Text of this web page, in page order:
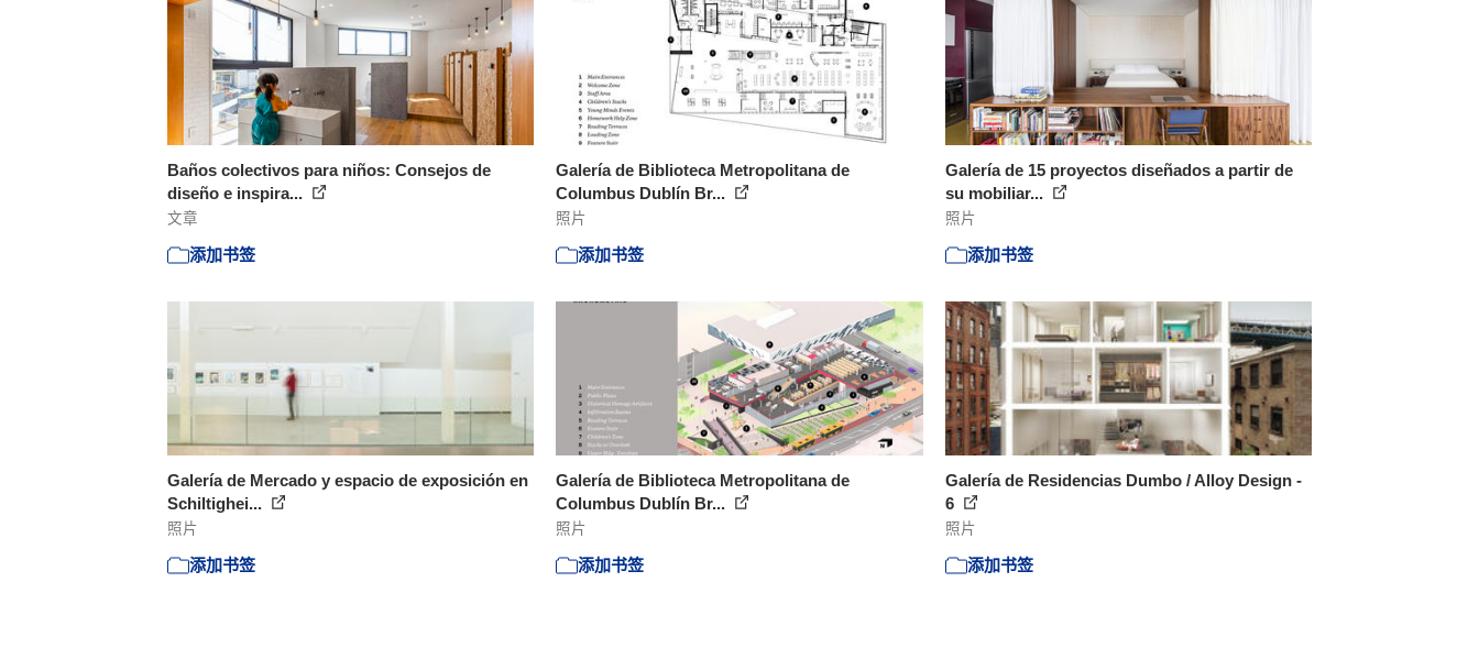
Baños colectivos para niños: Consejos de
diseño e inspira...
文章
添加书签
Galería de Biblioteca Metropolitana de
Columbus Dublín Br...
照片
添加书签
Galería de 15 proyectos diseñados a partir de
su mobiliar...
照片
添加书签
Galería de Mercado y espacio de exposición en
Schiltighei...
照片
添加书签
Galería de Biblioteca Metropolitana de
Columbus Dublín Br...
照片
添加书签
Galería de Residencias Dumbo / Alloy Design -
6
照片
添加书签